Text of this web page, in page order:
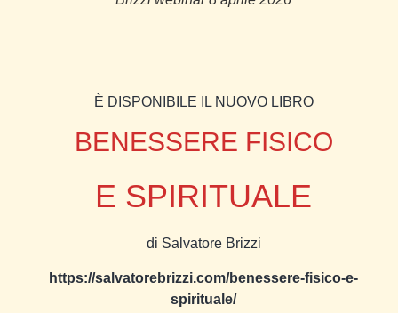
È DISPONIBILE IL NUOVO LIBRO
BENESSERE FISICO
E SPIRITUALE
di Salvatore Brizzi
https://salvatorebrizzi.com/benessere-fisico-e-
spirituale/